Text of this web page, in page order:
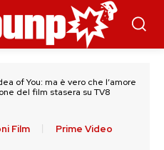
of You: ma è vero che l’amore
del film stasera su TV8
Film Prime Video